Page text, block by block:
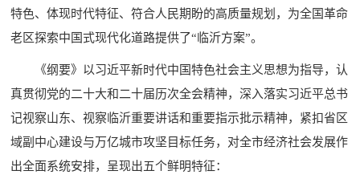
特色、体现时代特征、符合人民期盼的高质量规划，为全国革命
老区探索中国式现代化道路提供了“临沂方案”。
《纲要》以习近平新时代中国特色社会主义思想为指导，认
真贯彻党的二十大和二十届历次全会精神，深入落实习近平总书
记视察山东、视察临沂重要讲话和重要指示批示精神，紧扣省区
域副中心建设与万亿城市攻坚目标任务，对全市经济社会发展作
出全面系统安排，呈现出五个鲜明特征：